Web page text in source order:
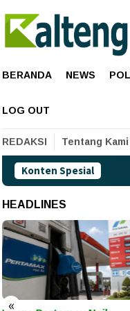
BERANDA NEWS
LOG OUT
REDAKSI Tentang Kami
Konten Spesial
HEADLINES
«